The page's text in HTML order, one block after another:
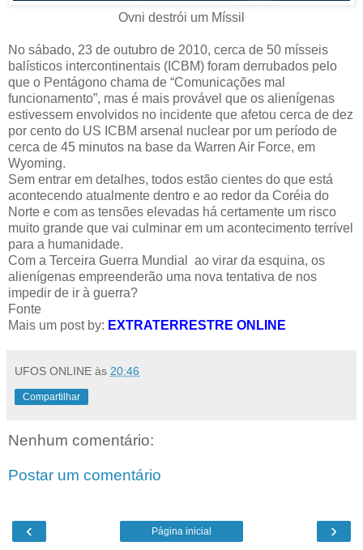
Ovni destrói um Míssil
No sábado, 23 de outubro de 2010, cerca de 50 mísseis
balísticos intercontinentais (ICBM) foram derrubados pelo
que o Pentágono chama de “Comunicações mal
funcionamento”, mas é mais provável que os alienígenas
estivessem envolvidos no incidente que afetou cerca de dez
por cento do US ICBM arsenal nuclear por um período de
cerca de 45 minutos na base da Warren Air Force, em
Wyoming.
Sem entrar em detalhes, todos estão cientes do que está
acontecendo atualmente dentro e ao redor da Coréia do
Norte e com as tensões elevadas há certamente um risco
muito grande que vai culminar em um acontecimento terrível
para a humanidade.
Com a Terceira Guerra Mundial ao virar da esquina, os
alienígenas empreenderão uma nova tentativa de nos
impedir de ir à guerra?
Fonte
Mais um post by: EXTRATERRESTRE ONLINE
UFOS ONLINE às 20:46
Compartilhar
Nenhum comentário:
Postar um comentário
‹ ›
Página inicial